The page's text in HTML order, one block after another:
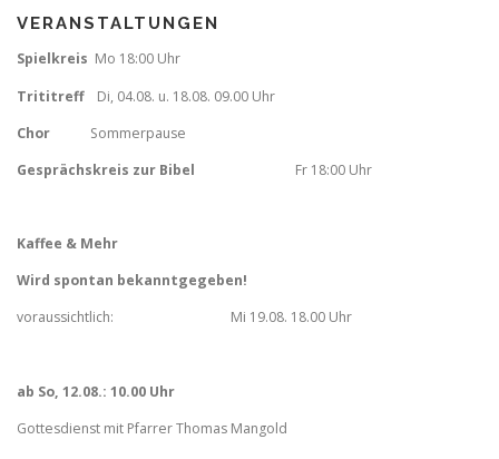
VERANSTALTUNGEN
Spielkreis Mo 18:00 Uhr
TrititreffDi, 04.08. u. 18.08. 09.00 Uhr
Chor Sommerpause
Gesprächskreis zur Bibel Fr 18:00 Uhr
Kaffee & Mehr
Wird spontan bekanntgegeben!
voraussichtlich: Mi 19.08. 18.00 Uhr
ab So, 12.08.: 10.00 Uhr
Gottesdienst mit Pfarrer Thomas Mangold